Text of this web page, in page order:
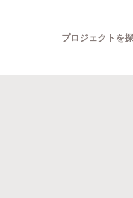
プロジェクトを